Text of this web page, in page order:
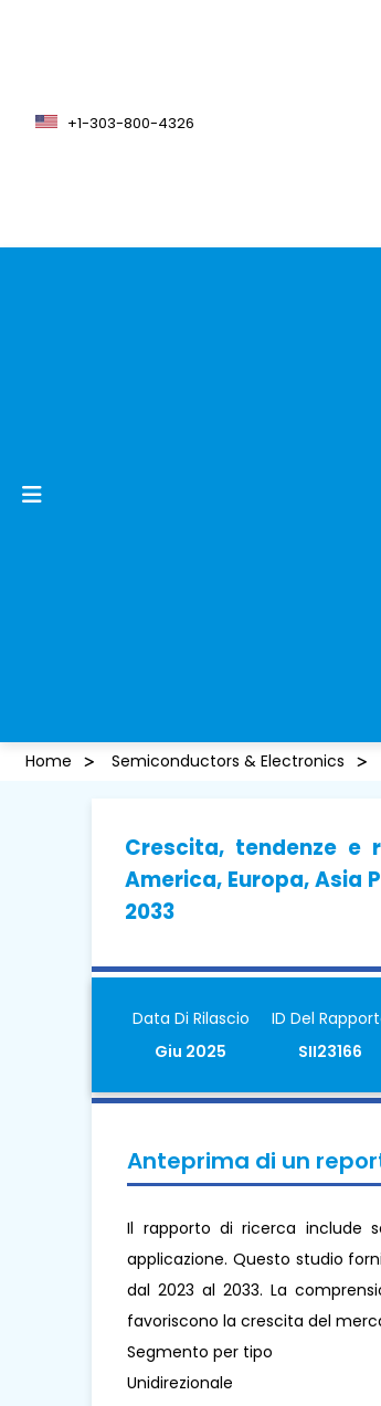
+1-303-800-4326
Home Semiconductors & Electronics
Crescita, tendenze
America, Europa, Asia
2033
Data Di Rilascio
Giu 2025
ID Del
SII23166
Anteprima di un
Il rapporto di ricerca include
applicazione. Questo studio
dal 2023 al 2033. La
favoriscono la crescita del
Segmento per tipo
Unidirezionale